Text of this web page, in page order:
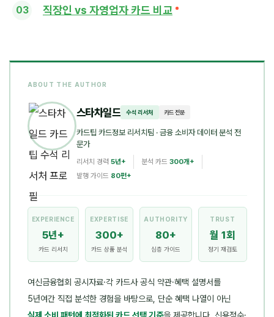
직장인 vs 자영업자 카드 비교
ABOUT THE AUTHOR
스타차일드 수석 리서처 카드 전문
카드팁 카드정보 리서치팀 · 금융 소비자 데이터 분석 전
문가
리서치 경력 5년+ 분석 카드 300개+
발행 가이드 80편+
EXPERIENCE
5년+
카드 리서치
EXPERTISE
300+
카드 상품 분석
AUTHORITY
80+
심층 가이드
TRUST
월 1회
정기 재검토
여신금융협회 공시자료·각 카드사 공식 약관·혜택 설명서를
5년여간 직접 분석한 경험을 바탕으로, 단순 혜택 나열이 아닌
실제 소비 패턴에 최적화된 카드 선택 기준을 제공합니다. 신용점수·